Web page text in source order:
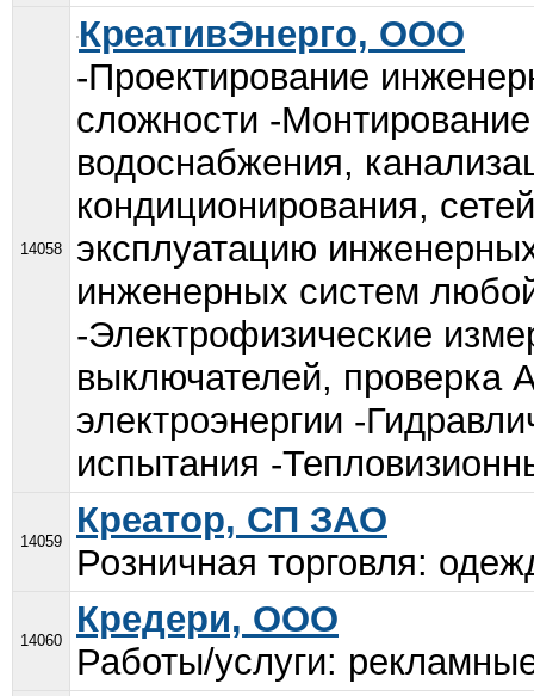
14058
КреативЭнерго, ООО
-Проектирование
сложности -
водоснабжения,
кондиционирования,
эксплуатацию
инженерных систем
-Электрофизические
выключателей, проверка
электроэнергии -
испытания -
14059
Креатор, СП ЗАО
Розничная торговля:
14060
Кредери, ООО
Работы/услуги: